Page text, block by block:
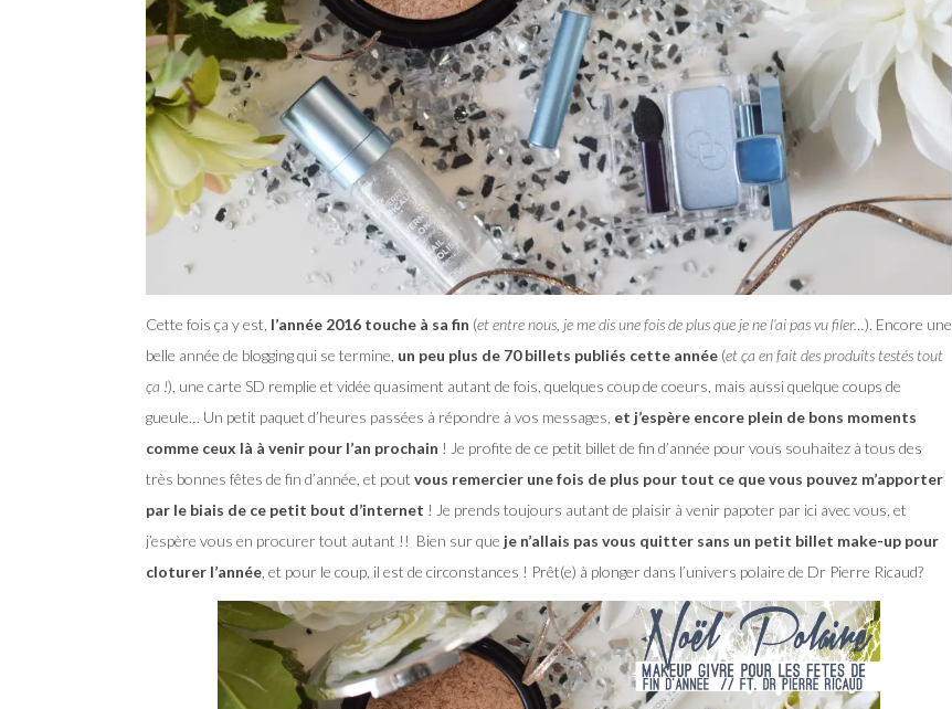
Cette fois ça y est, l’année 2016 touche à sa fin (et entre nous, je me dis une fois de plus que je ne l’ai pas vu filer…). Encore une
belle année de blogging qui se termine, un peu plus de 70 billets publiés cette année (et ça en fait des produits testés tout
ça !), une carte SD remplie et vidée quasiment autant de fois, quelques coup de coeurs, mais aussi quelque coups de
gueule… Un petit paquet d’heures passées à répondre à vos messages, et j’espère encore plein de bons moments
comme ceux là à venir pour l’an prochain ! Je profite de ce petit billet de fin d’année pour vous souhaitez à tous des
très bonnes fêtes de fin d’année, et pout vous remercier une fois de plus pour tout ce que vous pouvez m’apporter
par le biais de ce petit bout d’internet ! Je prends toujours autant de plaisir à venir papoter par ici avec vous, et
j’espère vous en procurer tout autant !! Bien sur que je n’allais pas vous quitter sans un petit billet make-up pour
cloturer l’année , et pour le coup, il est de circonstances ! Prêt(e) à plonger dans l’univers polaire de Dr Pierre Ricaud?